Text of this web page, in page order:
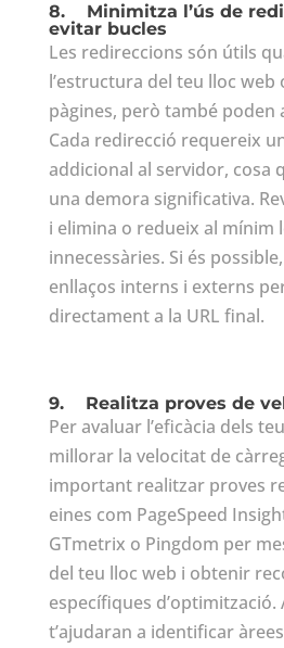
8. Minimitza l’ús de
evitar bucles
Les redireccions són útils
l’estructura del teu lloc web
pàgines, però també poden
Cada redirecció requereix
addicional al servidor, cosa
una demora significativa.
i elimina o redueix al mínim
innecessàries. Si és
enllaços interns i externs
directament a la URL final.
9. Realitza proves de
Per avaluar l’eficàcia dels
millorar la velocitat de
important realitzar proves
eines com PageSpeed
GTmetrix o Pingdom per
del teu lloc web i obtenir
específiques d’optimització.
t’ajudaran a identificar